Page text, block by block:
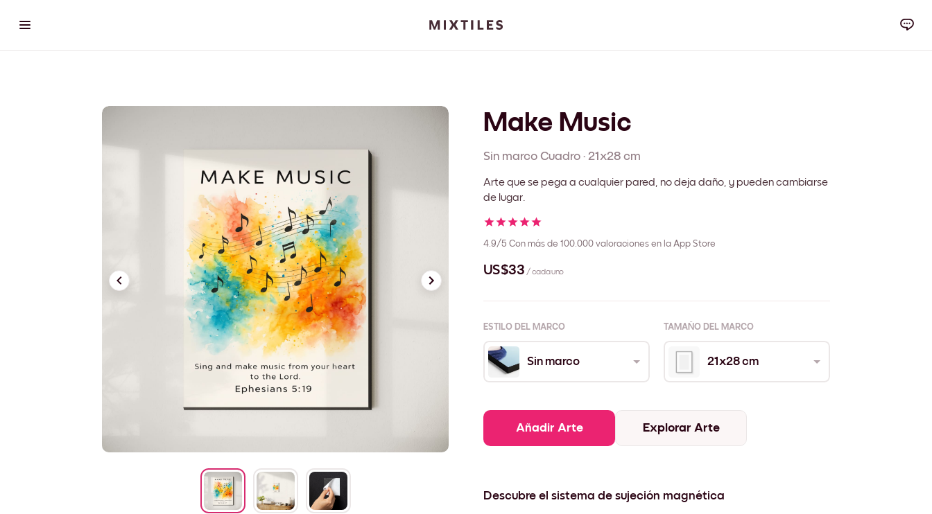
Make Music
Sin marco Cuadro · 21x28 cm
Arte que se pega a cualquier pared, no deja daño, y pueden cambiarse
de lugar.
4.9/5 Con más de 100.000 valoraciones en la App Store
US$33 / cada uno
ESTILO DEL MARCO TAMAÑO DEL MARCO
Sin marco 21x28 cm
Añadir Arte Explorar Arte
Descubre el sistema de sujeción magnética